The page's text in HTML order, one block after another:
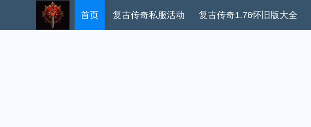
首页 复古传奇私服活动 复古传奇1.76怀旧版大全